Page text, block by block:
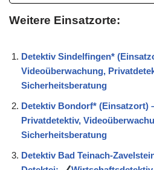
Weitere Einsatzorte:
Detektiv Sindelfingen*
Videoüberwachung,
Sicherheitsberatung
Detektiv Bondorf* (Einsatzort)
Privatdetektiv,
Sicherheitsberatung
Detektiv Bad Teinach-